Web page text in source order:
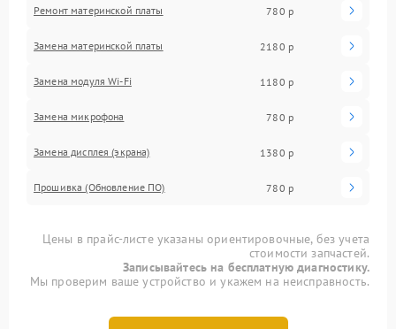
Ремонт материнской платы 780 р
Замена материнской платы 2180 р
Замена модуля Wi-Fi 1180 р
Замена микрофона 780 р
Замена дисплея (экрана) 1380 р
Прошивка (Обновление ПО) 780 р
Цены в прайс-листе указаны ориентировочные, без учета
стоимости запчастей.
Записывайтесь на бесплатную диагностику.
Мы проверим ваше устройство и укажем на неисправность.